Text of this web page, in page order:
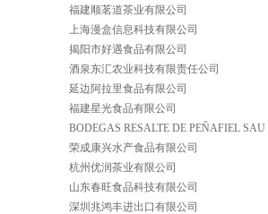
福建顺茗道茶业有限公司
上海漫盒信息科技有限公司
揭阳市好遇食品有限公司
酒泉东汇农业科技有限责任公司
延边阿拉里食品有限公司
福建星光食品有限公司
BODEGAS RESALTE DE PEÑAFIEL SAU
荣成康兴水产食品有限公司
杭州优润茶业有限公司
山东春旺食品科技有限公司
深圳兆鸿丰进出口有限公司